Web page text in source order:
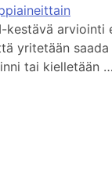
kestävä arviointi
yritetään
tai kielletään …